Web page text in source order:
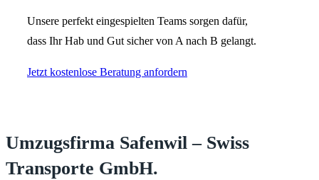
Unsere perfekt eingespielten Teams sorgen dafür,
dass Ihr Hab und Gut sicher von A nach B gelangt.
Jetzt kostenlose Beratung anfordern
Umzugsfirma Safenwil – Swiss
Transporte GmbH.